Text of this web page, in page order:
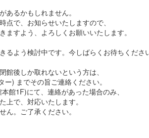
あるかもしれません。
点で、お知らせいたしますので、
ますよう、よろしくお願いいたします。
るよう検討中です。今しばらくお待ちくださ
館後しか取れないという方は、
) までその旨ご連絡ください。
館1F)にて、連絡があった場合のみ、
上で、対応いたします。
ん。ご了承ください。